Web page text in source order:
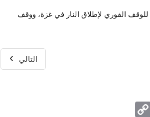
الفوري لإطلاق النار في غزة، ووقف
التالي